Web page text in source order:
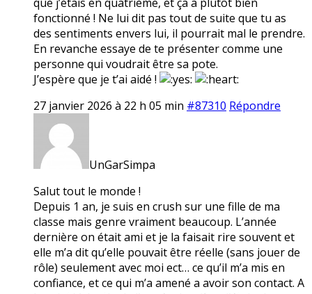
fonctionné ! Ne lui dit pas tout de suite que tu as
des sentiments envers lui, il pourrait mal le prendre.
En revanche essaye de te présenter comme une
personne qui voudrait être sa pote.
J’espère que je t’ai aidé !
27 janvier 2026 à 22 h 05 min #87310 Répondre
UnGarSimpa
Salut tout le monde !
Depuis 1 an, je suis en crush sur une fille de ma
classe mais genre vraiment beaucoup. L’année
dernière on était ami et je la faisait rire souvent et
elle m’a dit qu’elle pouvait être réelle (sans jouer de
rôle) seulement avec moi ect… ce qu’il m’a mis en
confiance, et ce qui m’a amené a avoir son contact. A